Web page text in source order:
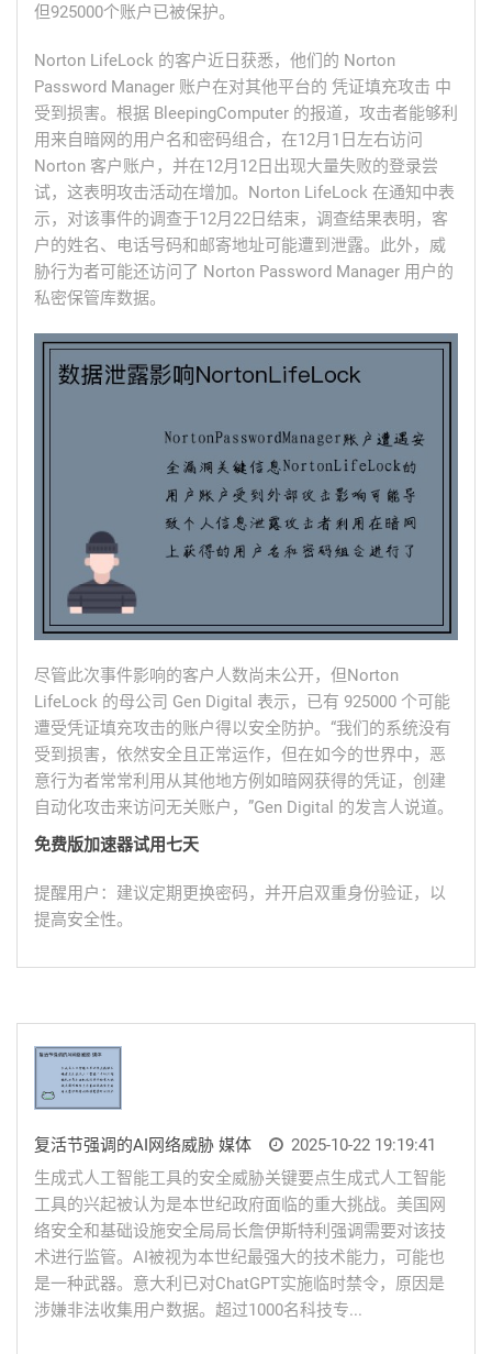
但925000个账户已被保护。
Norton LifeLock 的客户近日获悉，他们的 Norton
Password Manager 账户在对其他平台的 凭证填充攻击 中
受到损害。根据 BleepingComputer 的报道，攻击者能够利
用来自暗网的用户名和密码组合，在12月1日左右访问
Norton 客户账户，并在12月12日出现大量失败的登录尝
试，这表明攻击活动在增加。Norton LifeLock 在通知中表
示，对该事件的调查于12月22日结束，调查结果表明，客
户的姓名、电话号码和邮寄地址可能遭到泄露。此外，威
胁行为者可能还访问了 Norton Password Manager 用户的
私密保管库数据。
尽管此次事件影响的客户人数尚未公开，但Norton
LifeLock 的母公司 Gen Digital 表示，已有 925000 个可能
遭受凭证填充攻击的账户得以安全防护。“我们的系统没有
受到损害，依然安全且正常运作，但在如今的世界中，恶
意行为者常常利用从其他地方例如暗网获得的凭证，创建
自动化攻击来访问无关账户，”Gen Digital 的发言人说道。
免费版加速器试用七天
提醒用户：建议定期更换密码，并开启双重身份验证，以
提高安全性。
复活节强调的AI网络威胁 媒体
2025-10-22 19:19:41
生成式人工智能工具的安全威胁关键要点生成式人工智能
工具的兴起被认为是本世纪政府面临的重大挑战。美国网
络安全和基础设施安全局局长詹伊斯特利强调需要对该技
术进行监管。AI被视为本世纪最强大的技术能力，可能也
是一种武器。意大利已对ChatGPT实施临时禁令，原因是
涉嫌非法收集用户数据。超过1000名科技专...